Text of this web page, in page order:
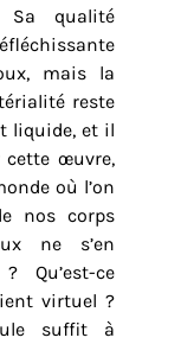
Sa qualité
mais la
reste
liquide, et il
cette œuvre,
où l’on
nos corps
ne s’en
Qu’est-ce
virtuel ?
suffit à